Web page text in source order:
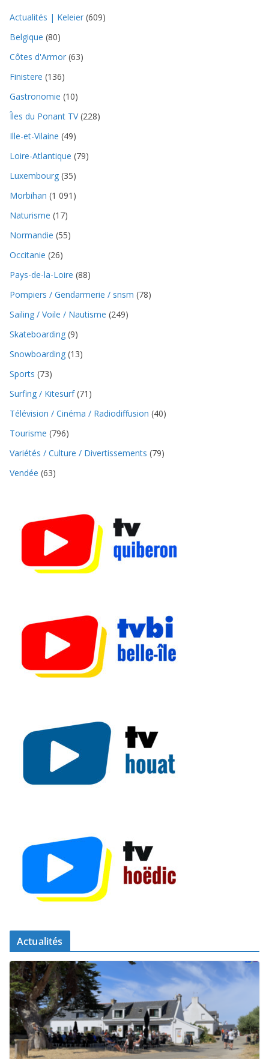
Actualités | Keleier (609)
Belgique (80)
Côtes d'Armor (63)
Finistere (136)
Gastronomie (10)
Îles du Ponant TV(228)
Ille-et-Vilaine (49)
Loire-Atlantique (79)
Luxembourg (35)
Morbihan (1 091)
Naturisme (17)
Normandie (55)
Occitanie (26)
Pays-de-la-Loire (88)
Pompiers / Gendarmerie / snsm (78)
Sailing / Voile / Nautisme (249)
Skateboarding (9)
Snowboarding (13)
Sports (73)
Surfing / Kitesurf (71)
Télévision / Cinéma / Radiodiffusion (40)
Tourisme (796)
Variétés / Culture / Divertissements (79)
Vendée (63)
Actualités